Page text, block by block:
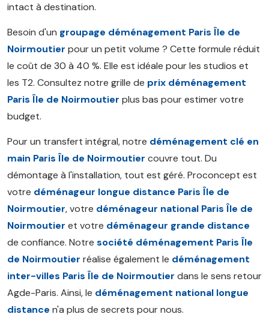
intact à destination.
Besoin d'un groupage déménagement Paris Île de
Noirmoutier pour un petit volume ? Cette formule réduit
le coût de 30 à 40 %. Elle est idéale pour les studios et
les T2. Consultez notre grille de prix déménagement
Paris Île de Noirmoutier plus bas pour estimer votre
budget.
Pour un transfert intégral, notre déménagement clé en
main Paris Île de Noirmoutier couvre tout. Du
démontage à l'installation, tout est géré. Proconcept est
votre déménageur longue distance Paris Île de
Noirmoutier, votre déménageur national Paris Île de
Noirmoutier et votre déménageur grande distance
de confiance. Notre société déménagement Paris Île
de Noirmoutier réalise également le déménagement
inter-villes Paris Île de Noirmoutier dans le sens retour
Agde-Paris. Ainsi, le déménagement national longue
distance n'a plus de secrets pour nous.